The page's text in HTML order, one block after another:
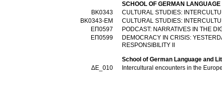
SCHOOL OF GERMAN
ΒΚ0343
CULTURAL STUDIES:
ΒΚ0343-ΕΜ
CULTURAL STUDIES:
ΕΠ0597
PODCAST: NARRATIVES IN THE
ΕΠ0599
DEMOCRACY ΙΝ CRISIS:
RESPONSIBILITY II
School of German Language and
ΔΕ_010
Intercultural encounters in the